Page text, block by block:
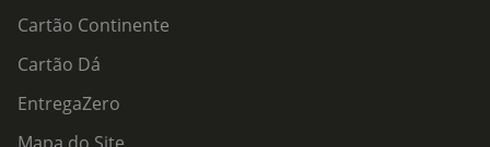
Cartão Continente
Cartão Dá
EntregaZero